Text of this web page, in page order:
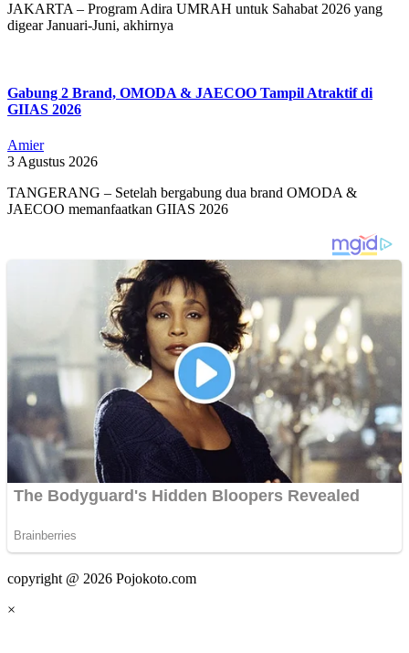
JAKARTA – Program Adira UMRAH untuk Sahabat 2026 yang
digear Januari-Juni, akhirnya
Gabung 2 Brand, OMODA & JAECOO Tampil Atraktif di
GIIAS 2026
Amier
3 Agustus 2026
TANGERANG – Setelah bergabung dua brand OMODA &
JAECOO memanfaatkan GIIAS 2026
copyright @ 2026 Pojokoto.com
×